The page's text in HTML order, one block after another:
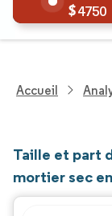
4750
Accueil
Taille et part
mortier sec